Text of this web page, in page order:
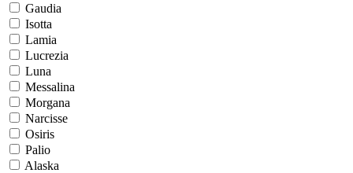
Gaudia
Isotta
Lamia
Lucrezia
Luna
Messalina
Morgana
Narcisse
Osiris
Palio
Alaska